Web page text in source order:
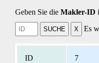
Geben Sie die Makler-ID
Es
7